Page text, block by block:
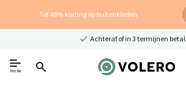
Tot 40% korting op buitenkleden
Achteraf of in 3 termijnen
menu